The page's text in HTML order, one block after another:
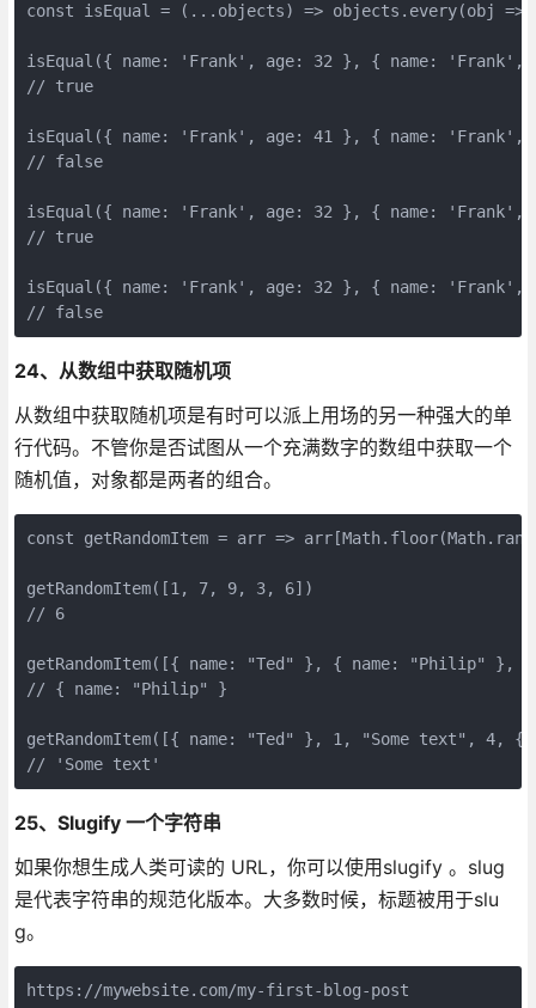
const isEqual = (...objects) => objects.every(obj
isEqual({ name: 'Frank', age: 32 }, { name: 'Frank',
// true
isEqual({ name: 'Frank', age: 41 }, { name: 'Frank',
// false
isEqual({ name: 'Frank', age: 32 }, { name:
// true
isEqual({ name: 'Frank', age: 32 }, { name:
// false
24、从数组中获取随机项
从数组中获取随机项是有时可以派上用场的另一种强大的单
行代码。不管你是否试图从一个充满数字的数组中获取一个
随机值，对象都是两者的组合。
const getRandomItem = arr =>
getRandomItem([1, 7, 9, 3, 6])
// 6
getRandomItem([{ name: "Ted" }, { name: "Philip"
// { name: "Philip" }
getRandomItem([{ name: "Ted" }, 1, "Some text", 4,
// 'Some text'
25、Slugify 一个字符串
如果你想生成人类可读的 URL，你可以使用slugify 。slug
是代表字符串的规范化版本。大多数时候，标题被用于slu
g。
https://mywebsite.com/my-first-blog-post